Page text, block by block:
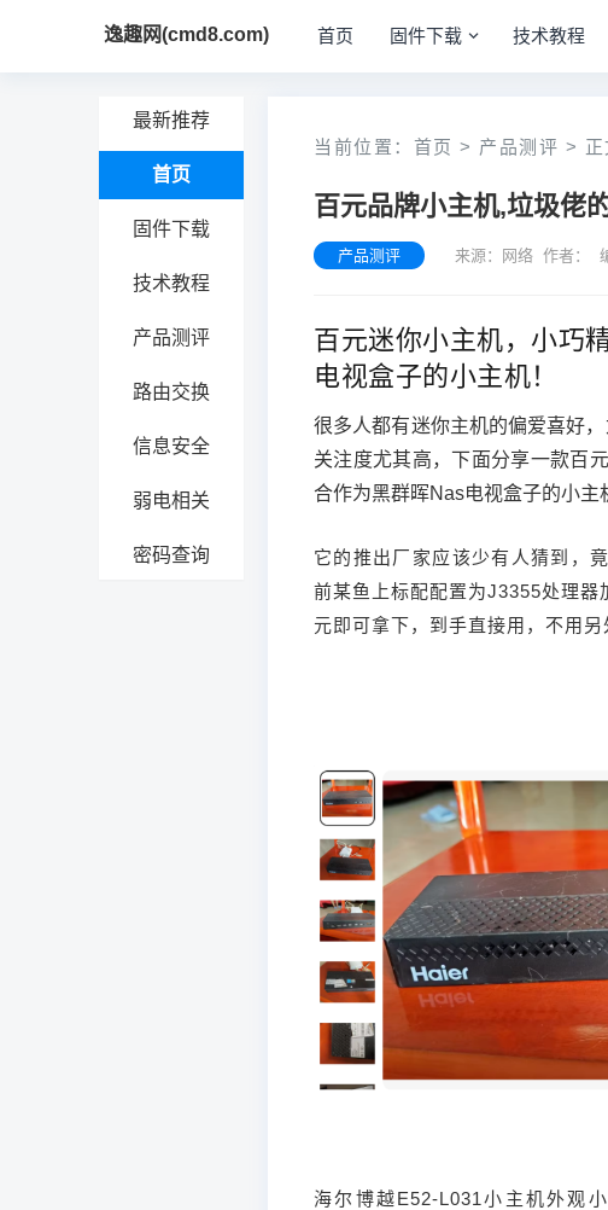
逸趣网(cmd8.com) 首页 固件下载 技术教程
最新推荐
首页
固件下载
技术教程
产品测评
路由交换
信息安全
弱电相关
密码查询
当前位置： 首页 > 产品测评 > 正
百元品牌小主机,垃圾佬
产品测评 来源：网络 作者：
百元迷你小主机，小巧
电视盒子的小主机！
很多人都有迷你主机的偏爱喜好
关注度尤其高，下面分享一款百
合作为黑群晖Nas电视盒子的小主
它的推出厂家应该少有人猜到，
前某鱼上标配配置为J3355处理
元即可拿下，到手直接用，不用另
海尔博越E52-L031小主机外观